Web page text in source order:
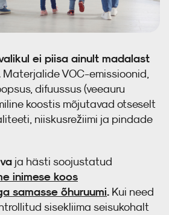
ei piisa ainult madalast
Materjalide VOC-emissioonid,
difuussus (veeauru
koostis mõjutavad otseselt
niiskusrežiimi ja pindade
ja hästi soojustatud
inimese koos
samasse õhuruumi. Kui need
sisekliima seisukohalt